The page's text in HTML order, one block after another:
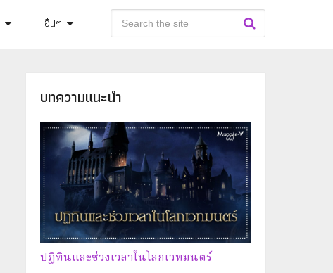
อื่นๆ
บทความแนะนำ
ปฏิทินและช่วงเวลาในโลกเวทมนตร์